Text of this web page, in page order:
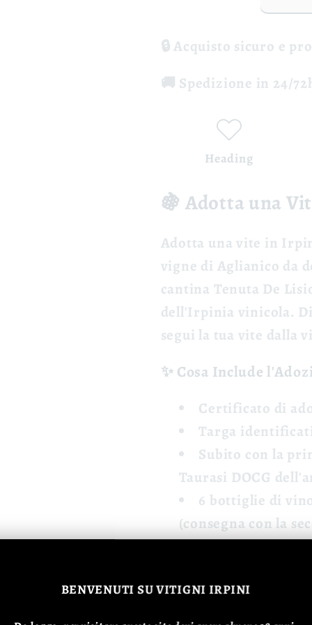
Lisio
🔒 Acquisto sicuro e
🚚 Spedizione in 24/
Heading
🍇 Adotta una
Adotta una vite in
vigne di Aglianico da
cantina Tenuta De
dell'Irpinia vinicola.
segui la tua vite dalla
✨ Cosa Include
Certificato di
Targa
Subito con la
Taurasi DOCG
6 bottiglie di
(consegna con la
commercio come
Per due
BENVENUTI SU VITIGNI IRPINI